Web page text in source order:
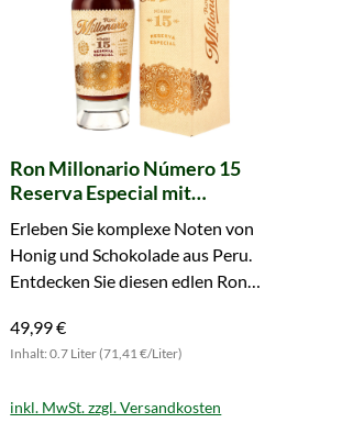
Ron Millonario Número 15
Reserva Especial mit
Erleben Sie komplexe Noten von
Honig und Schokolade aus Peru.
Entdecken Sie diesen edlen Ron
49,99 €
Inhalt: 0.7 Liter (71,41 €/Liter)
inkl. MwSt. zzgl. Versandkosten